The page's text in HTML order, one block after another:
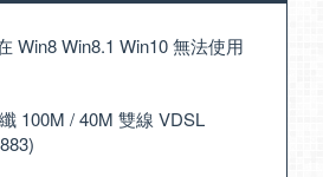
Win8 Win8.1 Win10 無法使用
100M / 40M 雙線 VDSL